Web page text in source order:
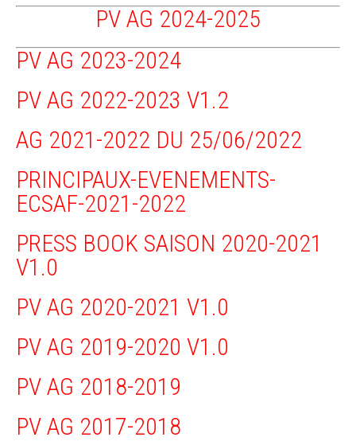
PV AG 2024-2025
PV AG 2023-2024
PV AG 2022-2023 V1.2
AG 2021-2022 DU 25/06/2022
PRINCIPAUX-EVENEMENTS-
ECSAF-2021-2022
PRESS BOOK SAISON 2020-2021
V1.0
PV AG 2020-2021 V1.0
PV AG 2019-2020 V1.0
PV AG 2018-2019
PV AG 2017-2018